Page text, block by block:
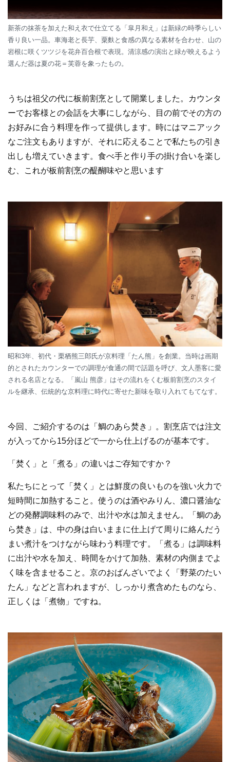
新茶の抹茶を加えた和え衣で仕立てる「皐月和え」は新緑の時季らしい
香り良い一品。車海老と長芋、粟麩と食感の異なる素材を合わせ、山の
岩根に咲くツツジを花弁百合根で表現。清涼感の演出と緑が映えるよう
選んだ器は夏の花＝芙蓉を象ったもの。
うちは祖父の代に板前割烹として開業しました。カウンタ
ーでお客様との会話を大事にしながら、目の前でその方の
お好みに合う料理を作って提供します。時にはマニアック
なご注文もありますが、それに応えることで私たちの引き
出しも増えていきます。食べ手と作り手の掛け合いを楽し
む、これが板前割烹の醍醐味やと思います
昭和3年、初代・栗栖熊三郎氏が京料理「たん熊」を創業。当時は画期
的とされたカウンターでの調理が食通の間で話題を呼び、文人墨客に愛
される名店となる。「嵐山 熊彦」はその流れをくむ板前割烹のスタイ
ルを継承、伝統的な京料理に時代に寄せた新味を取り入れてもてなす。
今回、ご紹介するのは「鯛のあら焚き」。割烹店では注文
が入ってから15分ほどで一から仕上げるのが基本です。
「焚く」と「煮る」の違いはご存知ですか？
私たちにとって「焚く」とは鮮度の良いものを強い火力で
短時間に加熱すること。使うのは酒やみりん、濃口醤油な
どの発酵調味料のみで、出汁や水は加えません。「鯛のあ
ら焚き」は、中の身は白いままに仕上げて周りに絡んだう
まい煮汁をつけながら味わう料理です。「煮る」は調味料
に出汁や水を加え、時間をかけて加熱、素材の内側までよ
く味を含ませること。京のおばんざいでよく「野菜のたい
たん」などと言われますが、しっかり煮含めたものなら、
正しくは「煮物」ですね。